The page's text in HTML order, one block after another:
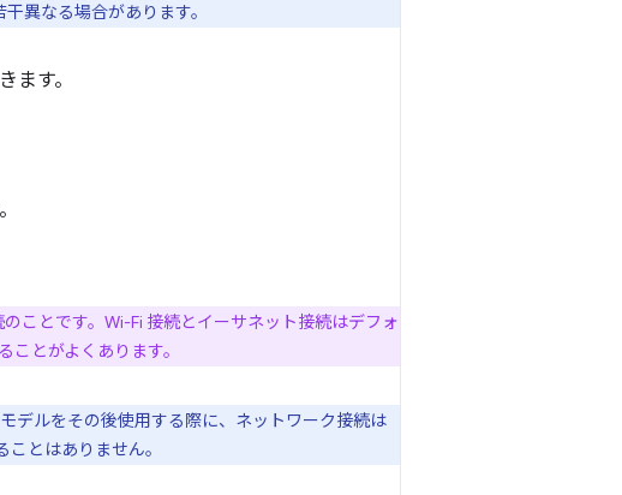
異なる場合があります。
ます。
ことです。Wi-Fi 接続とイーサネット接続はデフォ
とがよくあります。
デルをその後使用する際に、ネットワーク接続は
とはありません。